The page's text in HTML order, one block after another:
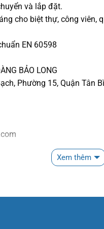
và lắp đặt.
cho biệt thự, công viên,
EN 60598
BẢO LONG
Phường 15, Quận Tân
Xem thêm